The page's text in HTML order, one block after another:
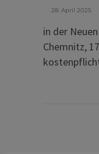
28. April 2025
in der
Chemnitz,